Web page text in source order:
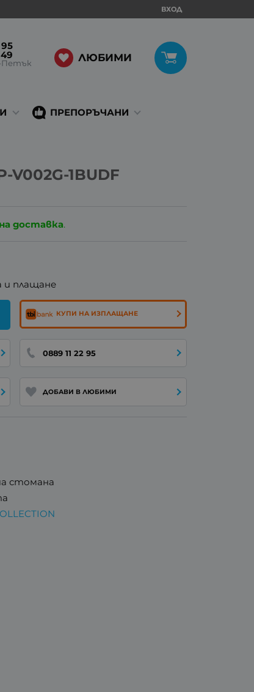
ВХОД
95
Петък
ЛЮБИМИ
ПРЕПОРЪЧАНИ
V002G-1BUDF
доставка.
и плащане
КУПИ НА ИЗПЛАЩАНЕ
0889 11 22 95
ДОБАВИ В ЛЮБИМИ
стомана